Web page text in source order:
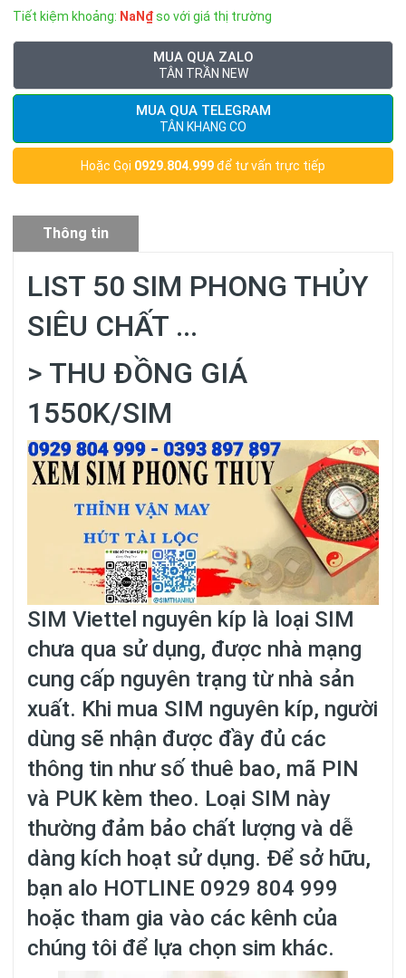
Tiết kiệm khoảng: NaN₫so với giá thị trường
MUA QUA ZALO
TÂN TRẦN NEW
MUA QUA TELEGRAM
TÂN KHANG CO
Hoặc Gọi 0929.804.999để tư vấn trực tiếp
Thông tin
LIST 50 SIM PHONG THỦY
SIÊU CHẤT ...
> THU ĐỒNG GIÁ
1550K/SIM
SIM Viettel nguyên kíp là loại SIM
chưa qua sử dụng, được nhà mạng
cung cấp nguyên trạng từ nhà sản
xuất. Khi mua SIM nguyên kíp, người
dùng sẽ nhận được đầy đủ các
thông tin như số thuê bao, mã PIN
và PUK kèm theo. Loại SIM này
thường đảm bảo chất lượng và dễ
dàng kích hoạt sử dụng. Để sở hữu,
bạn alo HOTLINE 0929 804 999
hoặc tham gia vào các kênh của
chúng tôi để lựa chọn sim khác.